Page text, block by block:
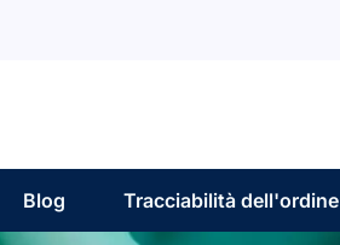
Blog Tracciabilità dell'ordine